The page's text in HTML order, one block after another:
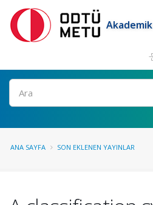
Ara
ANA SAYFA SON EKLENEN YAYINLAR